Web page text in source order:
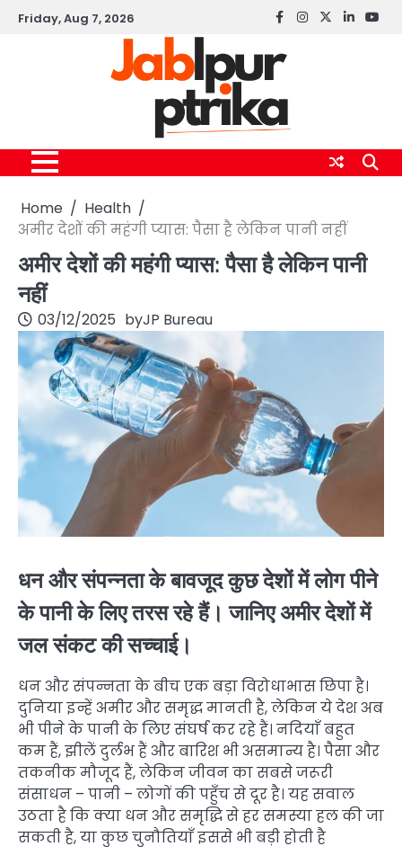
SkipFriday, Aug 7, 2026 Facebook
instagram
twitterlinkedin
Home
Health
अमीर देशों की महंगी प्यास: पैसा है लेकिन पानी नहीं
अमीर देशों की महंगी प्यास: पैसा है लेकिन पानी
नहीं
03/12/2025 byJP Bureau
धन और संपन्नता के बावजूद कुछ देशों में लोग पीने
के पानी के लिए तरस रहे हैं। जानिए अमीर देशों में
जल संकट की सच्चाई।
धन और संपन्नता के बीच एक बड़ा विरोधाभास छिपा है।
दुनिया इन्हें अमीर और समृद्ध मानती है, लेकिन ये देश अब
भी पीने के पानी के लिए संघर्ष कर रहे हैं। नदियाँ बहुत
कम हैं, झीलें दुर्लभ हैं और बारिश भी असमान्य है। पैसा और
तकनीक मौजूद हैं, लेकिन जीवन का सबसे जरूरी
संसाधन – पानी – लोगों की पहुँच से दूर है। यह सवाल
उठता है कि क्या धन और समृद्धि से हर समस्या हल की जा
सकती है, या कुछ चुनौतियाँ इससे भी बड़ी होती है